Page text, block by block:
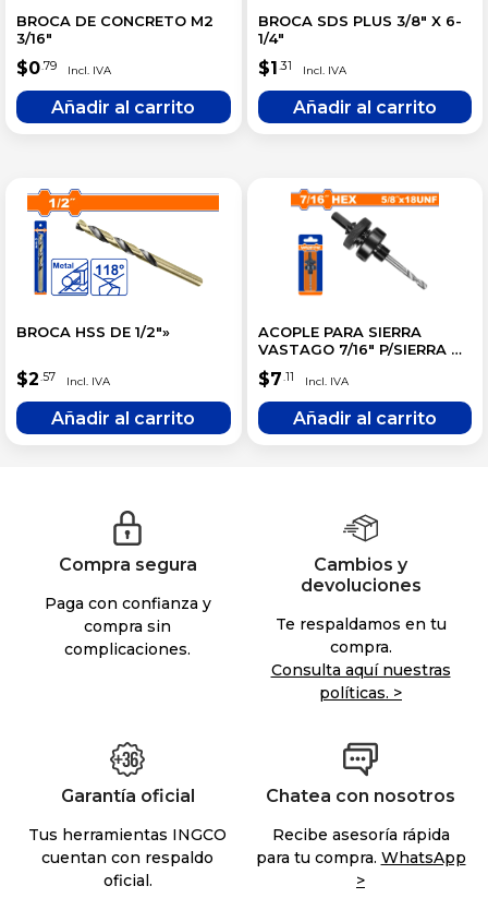
BROCA DE CONCRETO M2
3/16″
$0.79
BROCA SDS PLUS 3/8″ X 6-
1/4″
$1 .31
BROCA HSS DE 1/2″»
$2 .57
ACOPLE PARA SIERRA
VASTAGO 7/16″ P/SIERRA DE
32MM A 210MM
$7 .11
Compra segura
Paga con confianza y
compra sin
complicaciones.
Cambios y
devoluciones
Te respaldamos en tu
compra.
Consulta aquí nuestras
políticas. >
Garantía oficial
Tus herramientas INGCO
cuentan con respaldo
oficial.
Chatea con nosotros
Recibe asesoría rápida
para tu compra. WhatsApp
>